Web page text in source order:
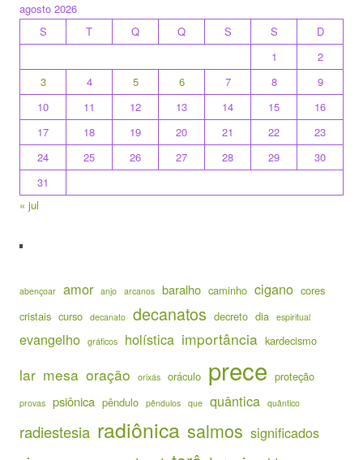
agosto 2026
S
T Q Q S S
D
1
2
3
4 5 6 7 8
9
10
11 12 13 14 15
16
17
18 19 20 21 22
23
24
25 26 27 28 29
30
31
« jul
abençoar amor anjo arcanos baralho caminho cigano cores
cristais curso decanato decanatos decreto dia espiritual
evangelho gráficos holística importância kardecismo
lar mesa oração orixás oráculo prece proteção
provas psiônica pêndulo pêndulos que quântica quântico
radiestesia radiônica salmos significados